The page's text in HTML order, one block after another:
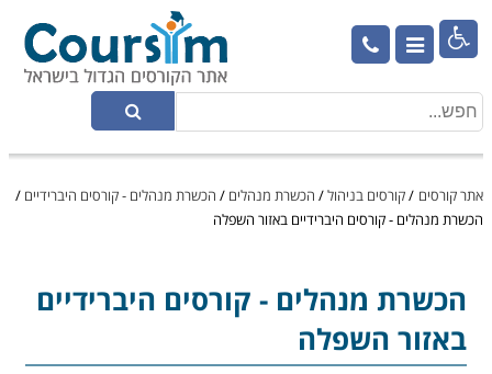

אתר קורסים /קורסים בניהול/ הכשרת מנהלים / הכשרת מנהלים - קורסים היברידיים /
הכשרת מנהלים - קורסים היברידיים באזור השפלה
הכשרת מנהלים - קורסים היברידיים
באזור השפלה